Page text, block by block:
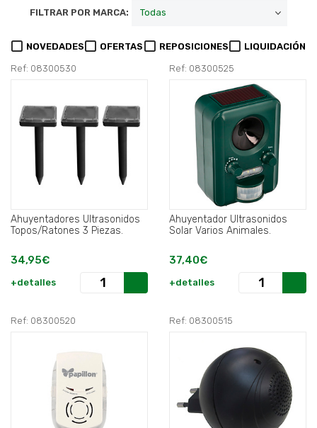
FILTRAR POR MARCA:
NOVEDADES OFERTAS REPOSICIONES LIQUIDACIÓN
Ref: 08300530
Ahuyentadores Ultrasonidos
Topos/Ratones 3 Piezas.
34,95€
+detalles
Ref: 08300525
Ahuyentador Ultrasonidos
Solar Varios Animales.
37,40€
+detalles
Ref: 08300520 Ref: 08300515